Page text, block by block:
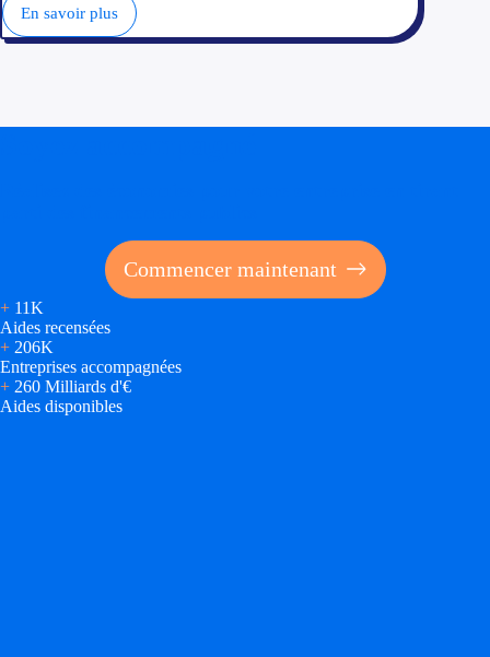
En savoir plus
Commencer maintenant
+ 11K
Aides recensées
+ 206K
Entreprises accompagnées
+ 260 Milliards d'€
Aides disponibles